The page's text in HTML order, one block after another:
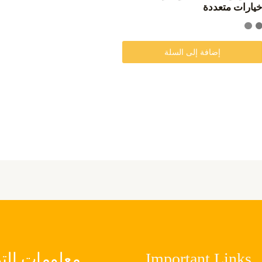
خيارات متعددة
إضافة إلى السلة
على